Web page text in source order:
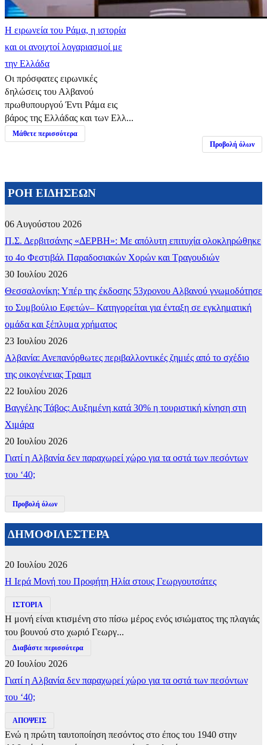
Η ειρωνεία του Ράμα, η ιστορία
και οι ανοιχτοί λογαριασμοί με
την Ελλάδα
Οι πρόσφατες ειρωνικές
δηλώσεις του Αλβανού
πρωθυπουργού Έντι Ράμα εις
βάρος της Ελλάδας και των Ελλ...
Μάθετε περισσότερα
Προβολή όλων
ΡΟΗ ΕΙΔΗΣΕΩΝ
06 Αυγούστου 2026
Π.Σ. Δερβιτσάνης «ΔΕΡΒΗ»: Με απόλυτη επιτυχία ολοκληρώθηκε
το 4ο Φεστιβάλ Παραδοσιακών Χορών και Τραγουδιών
30 Ιουλίου 2026
Θεσσαλονίκη: Υπέρ της έκδοσης 53χρονου Αλβανού γνωμοδότησε
το Συμβούλιο Εφετών– Κατηγορείται για ένταξη σε εγκληματική
ομάδα και ξέπλυμα χρήματος
23 Ιουλίου 2026
Αλβανία: Ανεπανόρθωτες περιβαλλοντικές ζημιές από το σχέδιο
της οικογένειας Τραμπ
22 Ιουλίου 2026
Βαγγέλης Τάβος: Αυξημένη κατά 30% η τουριστική κίνηση στη
Χιμάρα
20 Ιουλίου 2026
Γιατί η Αλβανία δεν παραχωρεί χώρο για τα οστά των πεσόντων
του ‘40;
Προβολή όλων
ΔΗΜΟΦΙΛΕΣΤΕΡΑ
20 Ιουλίου 2026
​Η Ιερά Μονή του Προφήτη Ηλία στους Γεωργουτσάτες
ΙΣΤΟΡΙΑ
Η μονή είναι κτισμένη στο πίσω μέρος ενός ισιώματος της πλαγιάς
του βουνού στο χωριό Γεωργ...
Διαβάστε περισσότερα
20 Ιουλίου 2026
Γιατί η Αλβανία δεν παραχωρεί χώρο για τα οστά των πεσόντων
του ‘40;
ΑΠΟΨΕΙΣ
Ενώ η πρώτη ταυτοποίηση πεσόντος στο έπος του 1940 στην